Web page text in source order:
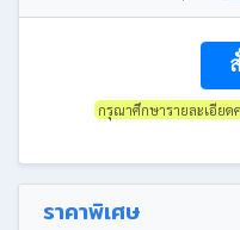
กรุณาศึกษารายละเอียด
ราคาพิเศษ